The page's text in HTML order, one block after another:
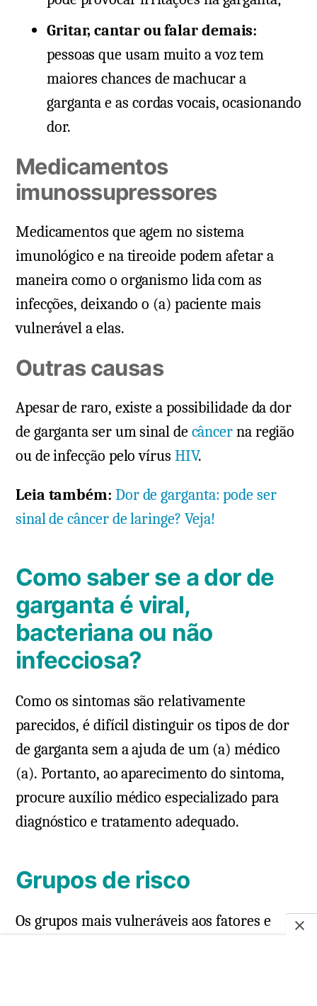
Gritar, cantar ou falar demais:
pessoas que usam muito a voz tem
maiores chances de machucar a
garganta e as cordas vocais, ocasionando
dor.
Medicamentos
imunossupressores
Medicamentos que agem no sistema
imunológico e na tireoide podem afetar a
maneira como o organismo lida com as
infecções, deixando o (a) paciente mais
vulnerável a elas.
Outras causas
Apesar de raro, existe a possibilidade da dor
de garganta ser um sinal decâncerna região
ou de infecção pelo vírus HIV.
Leia também: Dor de garganta: pode ser
sinal de câncer de laringe? Veja!
Como saber se a dor de
garganta é viral,
bacteriana ou não
infecciosa?
Como os sintomas são relativamente
parecidos, é difícil distinguir os tipos de dor
de garganta sem a ajuda de um (a) médico
(a). Portanto, ao aparecimento do sintoma,
procure auxílio médico especializado para
diagnóstico e tratamento adequado.
Grupos de risco
Os grupos mais vulneráveis aos fatores e